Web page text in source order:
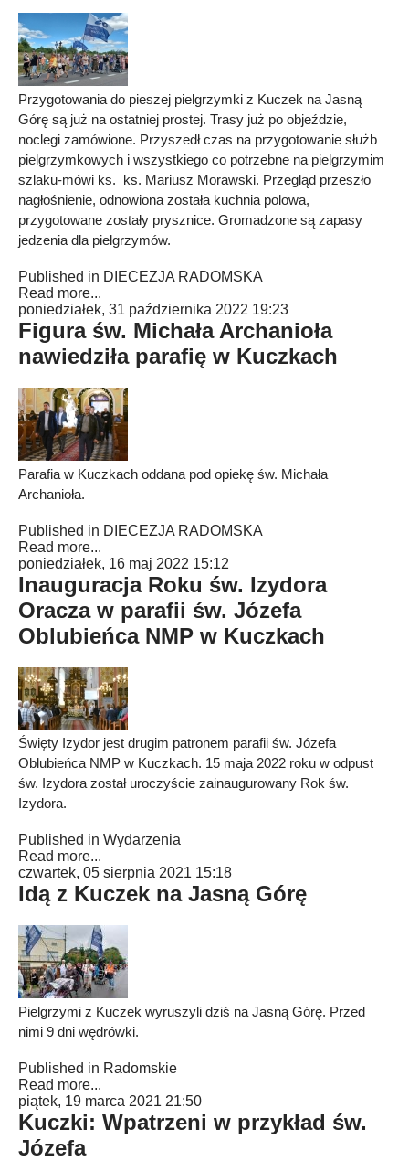
Przygotowania do pieszej pielgrzymki z Kuczek na Jasną
Górę są już na ostatniej prostej. Trasy już po objeździe,
noclegi zamówione. Przyszedł czas na przygotowanie służb
pielgrzymkowych i wszystkiego co potrzebne na pielgrzymim
szlaku-mówi ks. ks. Mariusz Morawski. Przegląd przeszło
nagłośnienie, odnowiona została kuchnia polowa,
przygotowane zostały prysznice. Gromadzone są zapasy
jedzenia dla pielgrzymów.
Published in DIECEZJA RADOMSKA
Read more...
poniedziałek, 31 października 2022 19:23
Figura św. Michała Archanioła
nawiedziła parafię w Kuczkach
Parafia w Kuczkach oddana pod opiekę św. Michała
Archanioła.
Published in DIECEZJA RADOMSKA
Read more...
poniedziałek, 16 maj 2022 15:12
Inauguracja Roku św. Izydora
Oracza w parafii św. Józefa
Oblubieńca NMP w Kuczkach
Święty Izydor jest drugim patronem parafii św. Józefa
Oblubieńca NMP w Kuczkach. 15 maja 2022 roku w odpust
św. Izydora został uroczyście zainaugurowany Rok św.
Izydora.
Published in Wydarzenia
Read more...
czwartek, 05 sierpnia 2021 15:18
Idą z Kuczek na Jasną Górę
Pielgrzymi z Kuczek wyruszyli dziś na Jasną Górę. Przed
nimi 9 dni wędrówki.
Published in Radomskie
Read more...
piątek, 19 marca 2021 21:50
Kuczki: Wpatrzeni w przykład św.
Józefa